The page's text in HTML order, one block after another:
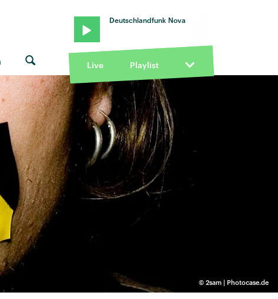
Deutschlandfunk Nova
Live Playlist
© 2sam | Photocase.de